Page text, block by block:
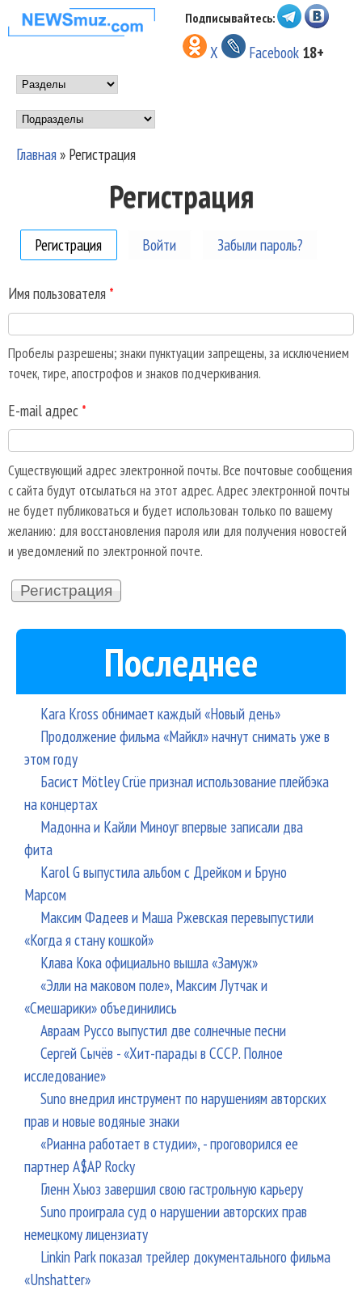
Перейти к основному
содержанию
НОВОСТИ
МУЗЫКИ И
ШОУ БИЗНЕСА
NEWSMUZ.COM
Подписывайтесь:
X Facebook 18+
Main menu
Подразделы
Главная» Регистрация
Регистрация
Регистрация (активная вкладка)
Войти Забыли пароль?
Имя пользователя *
Пробелы разрешены; знаки пунктуации запрещены, за исключением
точек, тире, апострофов и знаков подчеркивания.
E-mail адрес *
Существующий адрес электронной почты. Все почтовые сообщения
с сайта будут отсылаться на этот адрес. Адрес электронной почты
не будет публиковаться и будет использован только по вашему
желанию: для восстановления пароля или для получения новостей
и уведомлений по электронной почте.
Последнее
Kara Kross обнимает каждый «Новый день»
Продолжение фильма «Майкл» начнут снимать уже в
этом году
Басист Mötley Crüe признал использование плейбэка
на концертах
Мадонна и Кайли Миноуг впервые записали два
фита
Karol G выпустила альбом с Дрейком и Бруно
Марсом
Максим Фадеев и Маша Ржевская перевыпустили
«Когда я стану кошкой»
Клава Кока официально вышла «Замуж»
«Элли на маковом поле», Максим Лутчак и
«Смешарики» объединились
Авраам Руссо выпустил две солнечные песни
Сергей Сычёв - «Хит-парады в СССР. Полное
исследование»
Suno внедрил инструмент по нарушениям авторских
прав и новые водяные знаки
«Рианна работает в студии», - проговорился ее
партнер A$AP Rocky
Гленн Хьюз завершил свою гастрольную карьеру
Suno проиграла суд о нарушении авторских прав
немецкому лицензиату
Linkin Park показал трейлер документального фильма
«Unshatter»